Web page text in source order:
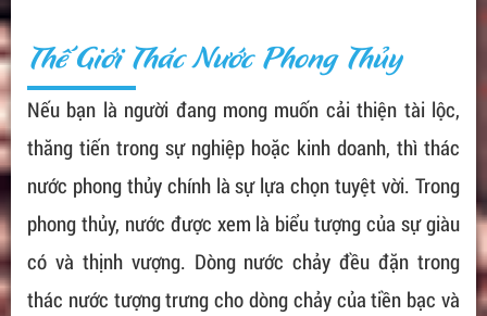
Thế Giới Thác Nước Phong Thủy
Nếu bạn là người đang mong muốn cải thiện tài lộc,
thăng tiến trong sự nghiệp hoặc kinh doanh, thì thác
nước phong thủy chính là sự lựa chọn tuyệt vời. Trong
phong thủy, nước được xem là biểu tượng của sự giàu
có và thịnh vượng. Dòng nước chảy đều đặn trong
thác nước tượng trưng cho dòng chảy của tiền bạc và